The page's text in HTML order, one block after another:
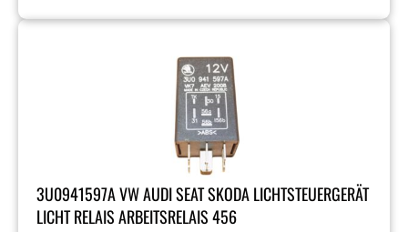
3U0941597A VW AUDI SEAT SKODA LICHTSTEUERGERÄT
LICHT RELAIS ARBEITSRELAIS 456